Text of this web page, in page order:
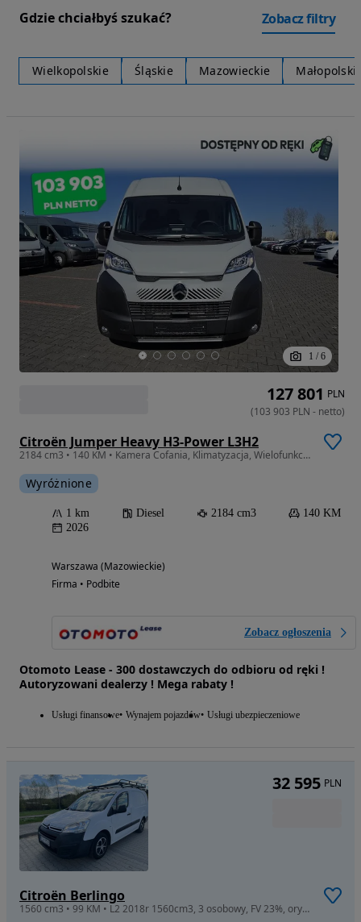
Gdzie chciałbyś szukać? Zobacz filtry
Wielkopolskie Śląskie Mazowieckie
1 / 6
Citroën Jumper Heavy H3-Power L3H2
2184 cm3 • 140 KM • Kamera Cofania, Klimatyzacja, Wielofunkcyjna Kierownica - Od ręki !
Wyróżnione
1 km Diesel 2184 cm3
140 KM
2026
Warszawa (Mazowieckie)
Firma • Podbite
Zobacz ogłoszenia
Otomoto Lease - 300 dostawczych do odbioru od ręki !
Autoryzowani dealerzy ! Mega rabaty !
Usługi finansowe Wynajem pojazdów Usługi ubezpieczeniowe
127 801 PLN
(103 903 PLN - netto)
Citroën Berlingo
1560 cm3 • 99 KM • L2 2018r 1560cm3, 3 osobowy, FV 23%, oryginalny przebieg, serwis ASO
32 595 PLN